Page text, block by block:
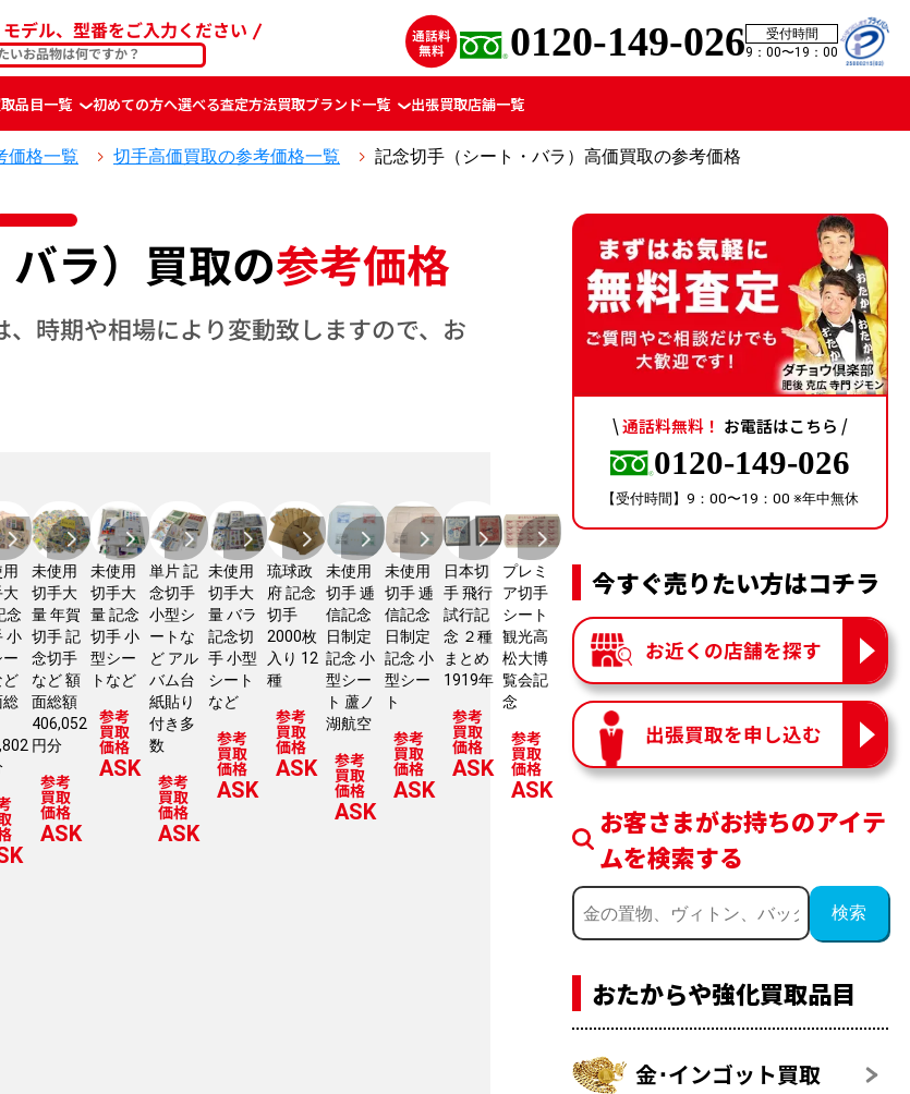
デル、型番をご入力ください 0120-149-026
受付時間
9：00〜19：00
品目一覧 初めての方へ選べる査定方法買取ブランド一覧 出張買取店舗一覧
価格一覧 切手高価買取の参考価格一覧 記念切手（シート・バラ）高価買取の参考価格
ラ）買取の参考価格
時期や相場により変動致しますので、お
大
念
小
ど
総
未使用
切手大
量 年賀
切手 記
念切手
など 額
面総額
406,052
円分
参考
買取
価格
ASK
未使用
切手大
量 記念
切手 小
型シー
トなど
参考
買取
価格
ASK
単片 記
念切手
小型シ
ートな
ど アル
バム台
紙貼り
付き多
数
参考
買取
価格
ASK
未使用
切手大
量 バラ
記念切
手 小型
シート
など
参考
買取
価格
ASK
琉球政
府 記念
切手
2000枚
入り 12
種
参考
買取
価格
ASK
未使用
切手 逓
信記念
日制定
記念 小
型シー
ト 蘆ノ
湖航空
参考
買取
価格
ASK
未使用
切手 逓
信記念
日制定
記念 小
型シー
ト
参考
買取
価格
ASK
日本切
手 飛行
試行記
念 ２種
まとめ
1919年
参考
買取
価格
ASK
プレミ
ア切手
シート
観光高
松大博
覧会記
念
参考
買取
価格
ASK
\通話料無料！ お電話はこちら /
0120-149-026
【受付時間】9：00〜19：00 ※年中無休
今すぐ売りたい方はコチラ
お近くの店舗を探す
出張買取を申し込む
お客さまがお持ちのアイテ
ムを検索する
おたからや強化買取品目
金･インゴット買取